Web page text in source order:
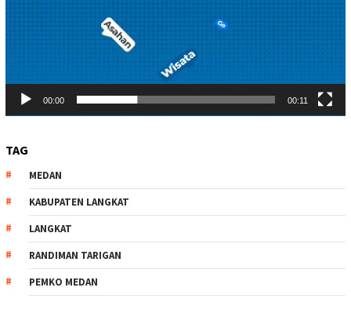
00:00 00:11
TAG
MEDAN
KABUPATEN LANGKAT
LANGKAT
RANDIMAN TARIGAN
PEMKO MEDAN